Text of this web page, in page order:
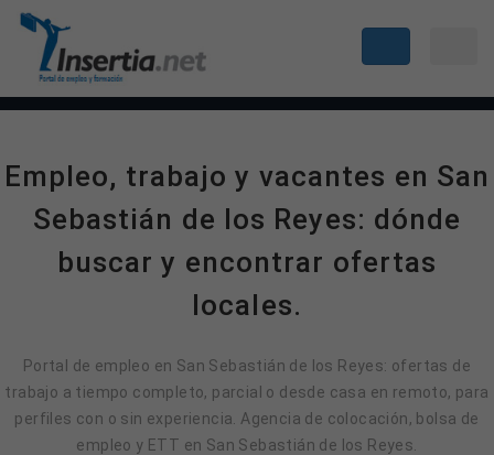
Empleo, trabajo y vacantes en San
Sebastián de los Reyes: dónde
buscar y encontrar ofertas
locales.
Portal de empleo en San Sebastián de los Reyes: ofertas de
trabajo a tiempo completo, parcial o desde casa en remoto, para
perfiles con o sin experiencia. Agencia de colocación, bolsa de
empleo y ETT en San Sebastián de los Reyes.